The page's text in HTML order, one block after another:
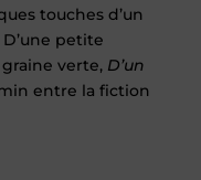
touches d’un
petite
verte, D’un
entre la fiction